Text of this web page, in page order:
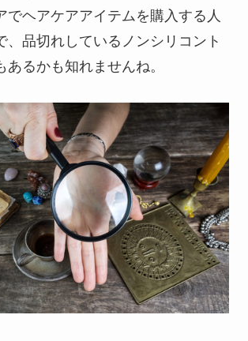
でヘアケアアイテムを購入する人
、品切れしているノンシリコント
あるかも知れませんね。